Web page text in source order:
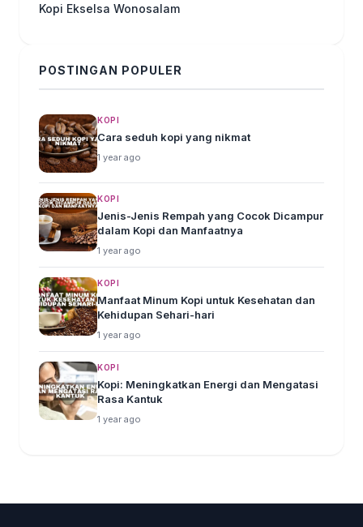
Kopi Ekselsa Wonosalam
POSTINGAN POPULER
KOPI
Cara seduh kopi yang nikmat
1 year ago
KOPI
Jenis-Jenis Rempah yang Cocok Dicampur
dalam Kopi dan Manfaatnya
1 year ago
KOPI
Manfaat Minum Kopi untuk Kesehatan dan
Kehidupan Sehari-hari
1 year ago
KOPI
Kopi: Meningkatkan Energi dan Mengatasi
Rasa Kantuk
1 year ago